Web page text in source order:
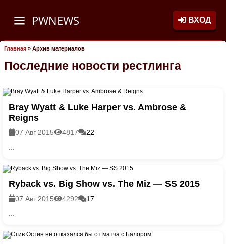
PWNEWS ВХОД
Главная » Архив материалов
Последние новости рестлинга
Bray Wyatt & Luke Harper vs. Ambrose &
Reigns
07 Авг 2015 4817 22
...
Ryback vs. Big Show vs. The Miz — SS 2015
07 Авг 2015 4292 17
...